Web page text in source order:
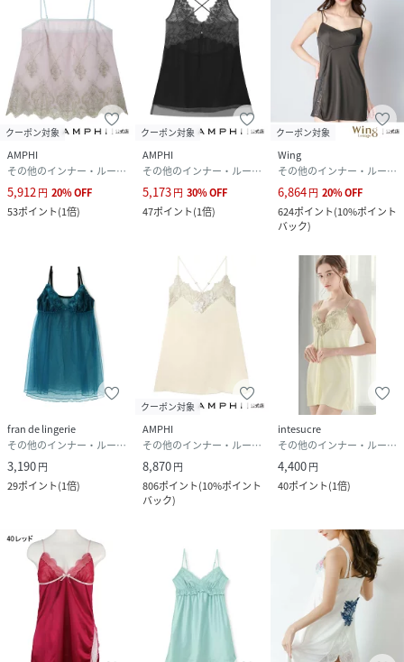
クーポン対象
AMPHI
その他のインナー・ルームウェア
5,912 円 20%OFF
53ポイント(1倍)
クーポン対象
AMPHI
その他のインナー・ルームウェア
5,173円 30%OFF
47ポイント(1倍)
クーポン対象
Wing
その他のインナー・ルームウェア
6,864円 20%OFF
624ポイント(10%ポイント
バック)
fran de lingerie
その他のインナー・ルームウェア
3,190円
29ポイント(1倍)
クーポン対象
AMPHI
その他のインナー・ルームウェア
8,870円
806ポイント(10%ポイント
バック)
intesucre
その他のインナー・ルームウェア
4,400円
40ポイント(1倍)